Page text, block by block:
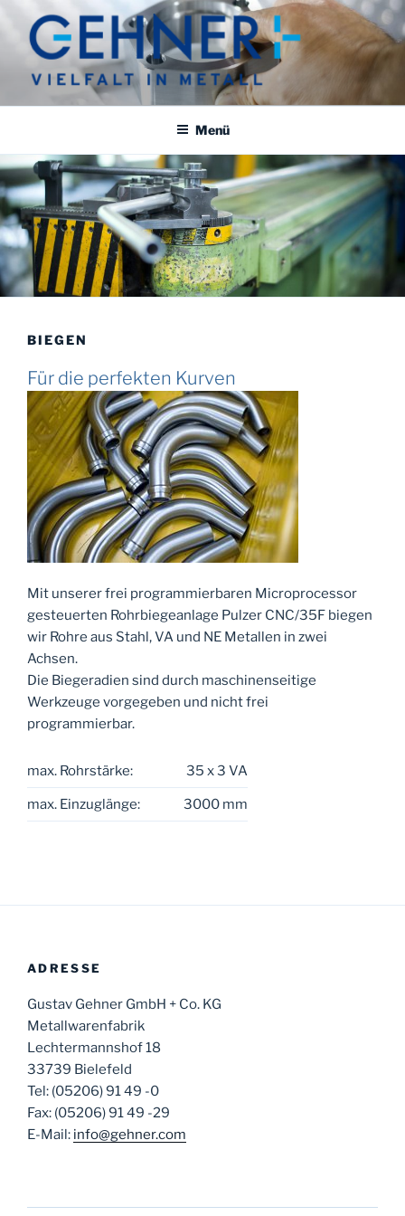
Inhalt
springen
GEHNER
Vielfalt in Metall
Menü
BIEGEN
Für die perfekten Kurven
Mit unserer frei programmierbaren Microprocessor
gesteuerten Rohrbiegeanlage Pulzer CNC/35F biegen
wir Rohre aus Stahl, VA und NE Metallen in zwei
Achsen.
Die Biegeradien sind durch maschinenseitige
Werkzeuge vorgegeben und nicht frei
programmierbar.
max. Rohrstärke: 35 x 3 VA
max. Einzuglänge: 3000 mm
ADRESSE
Gustav Gehner GmbH + Co. KG
Metallwarenfabrik
Lechtermannshof 18
33739 Bielefeld
Tel: (05206) 91 49 -0
Fax: (05206) 91 49 -29
E-Mail: info@gehner.com